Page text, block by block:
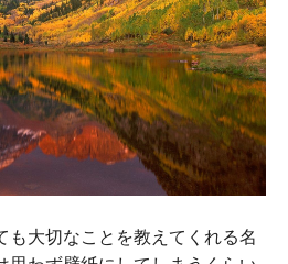
も大切なことを教えてくれる名